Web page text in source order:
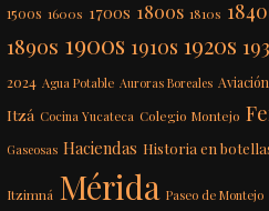
1500s 1600s 1700s 1800s 1810s
1890s 1900s 1910s 1920s
2024 Agua Potable Auroras Boreales Aviación
Itzá Cocina Yucateca Colegio Montejo
Gaseosas Haciendas Historia en
Itzimná Mérida Paseo de Montejo